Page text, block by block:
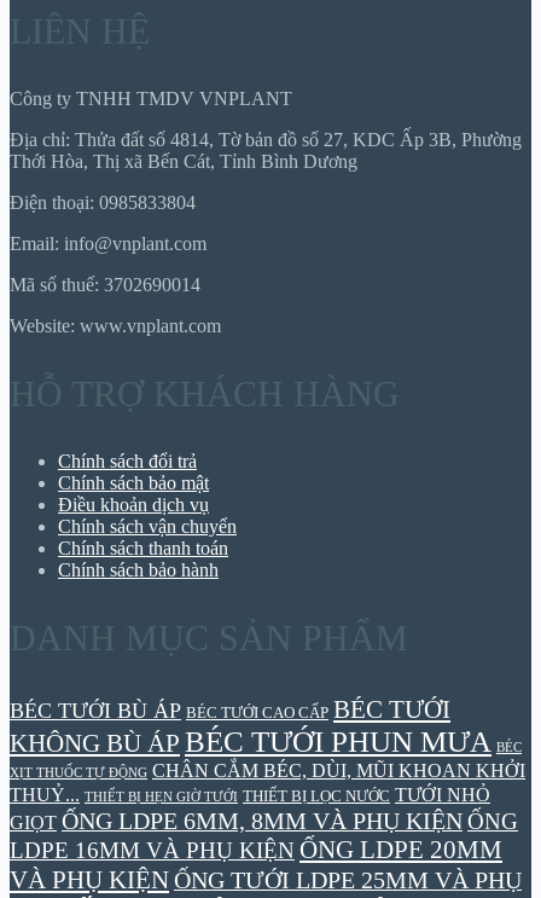
LIÊN HỆ
Công ty TNHH TMDV VNPLANT
Địa chỉ: Thửa đất số 4814, Tờ bản đồ số 27, KDC Ấp 3B, Phường
Thới Hòa, Thị xã Bến Cát, Tỉnh Bình Dương
Điện thoại: 0985833804
Email: info@vnplant.com
Mã số thuế: 3702690014
Website: www.vnplant.com
HỖ TRỢ KHÁCH HÀNG
Chính sách đổi trả
Chính sách bảo mật
Điều khoản dịch vụ
Chính sách vận chuyển
Chính sách thanh toán
Chính sách bảo hành
DANH MỤC SẢN PHẨM
BÉC TƯỚI BÙ ÁP BÉC TƯỚI CAO CẤP BÉC TƯỚI
KHÔNG BÙ ÁP BÉC TƯỚI PHUN MƯA BÉC
XỊT THUỐC TỰ ĐỘNG CHÂN CẮM BÉC, DÙI, MŨI KHOAN KHỞI
THUỶ... THIẾT BỊ HẸN GIỜ TƯỚI THIẾT BỊ LỌC NƯỚC TƯỚI NHỎ
GIỌT ỐNG LDPE 6MM, 8MM VÀ PHỤ KIỆNỐNG
LDPE 16MM VÀ PHỤ KIỆN ỐNG LDPE 20MM
VÀ PHỤ KIỆNỐNG TƯỚI LDPE 25MM VÀ PHỤ